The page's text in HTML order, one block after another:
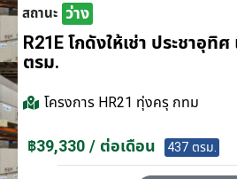
สถานะ ว่าง
R21E โกดังให้เช่า ประชาอุทิ
ตรม.
โครงการ HR21 ทุ่งครุ กทม
฿39,330 / ต่อเดือน 437 ตรม.